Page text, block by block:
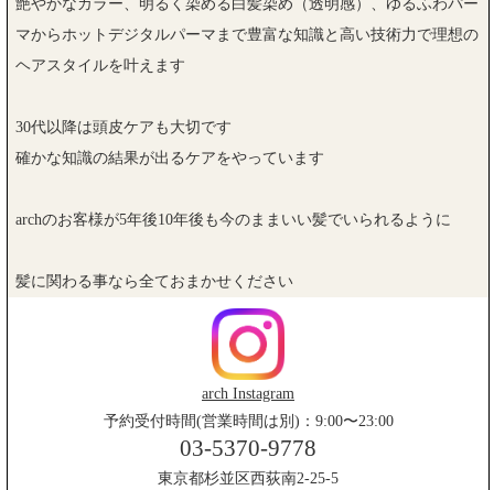
艶やかなカラー、明るく染める白髪染め（透明感）、ゆるふわパー
マからホットデジタルパーマまで豊富な知識と高い技術力で理想の
ヘアスタイルを叶えます
30代以降は頭皮ケアも大切です
確かな知識の結果が出るケアをやっています
archのお客様が5年後10年後も今のままいい髪でいられるように
髪に関わる事なら全ておまかせください
arch Instagram
予約受付時間(営業時間は別)：9:00〜23:00
03-5370-9778
東京都杉並区西荻南2-25-5